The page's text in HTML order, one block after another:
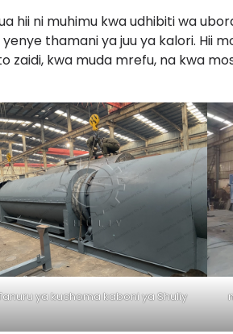
hii ni muhimu kwa udhibiti wa
yenye thamani ya juu ya kalori. Hii
zaidi, kwa muda mrefu, na kwa
ya kuchoma kaboni ya Shuliy